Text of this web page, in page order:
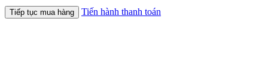
Tiếp tục mua hàng Tiến hành thanh toán